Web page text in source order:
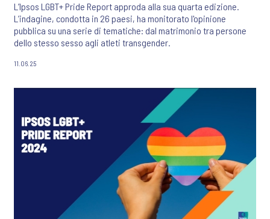
L’Ipsos LGBT+ Pride Report approda alla sua quarta edizione.
L’indagine, condotta in 26 paesi, ha monitorato l'opinione
pubblica su una serie di tematiche: dal matrimonio tra persone
dello stesso sesso agli atleti transgender.
11.06.25